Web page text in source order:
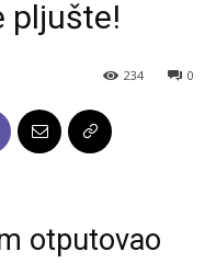
pljušte!
0
234
otputovao